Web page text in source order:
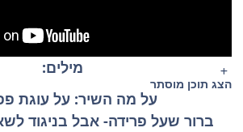
מילים:
הצג תוכן מוסתר
על מה השיר: על עוגת
ברור שעל פרידה- אבל בניגוד